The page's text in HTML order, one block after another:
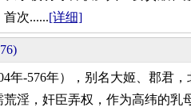
次......[详细]
-576年），别名大姬、郡君，
淫，奸臣弄权，作为高纬的乳